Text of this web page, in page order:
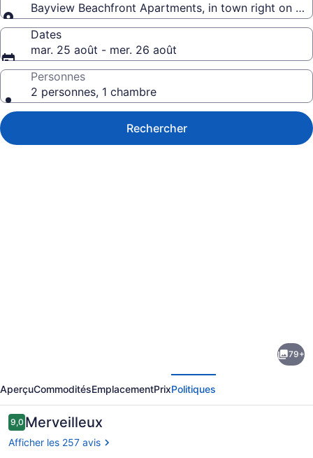
Bayview Beachfront Apartments, in town right on
Dates
mar. 25 août - mer. 26 août
Personnes
2 personnes, 1 chambre
Rechercher
Bayview
Beachfront
Apartments,
in
79+
AperçuCommoditésEmplacementPrixPolitiques
Avis
9,09,0 sur 10 –
Merveilleux
Afficher les 257 avis